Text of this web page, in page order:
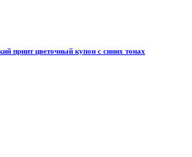
принт цветочный купон с синих тонах